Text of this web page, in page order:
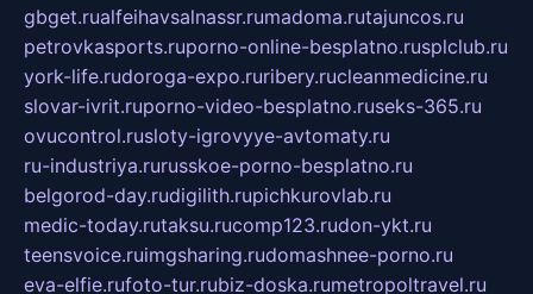
gbget.rualfeihavsalnassr.rumadoma.rutajuncos.ru
petrovkasports.ruporno-online-besplatno.rusplclub.ru
york-life.rudoroga-expo.ruribery.rucleanmedicine.ru
slovar-ivrit.ruporno-video-besplatno.ruseks-365.ru
ovucontrol.rusloty-igrovyye-avtomaty.ru
ru-industriya.rurusskoe-porno-besplatno.ru
belgorod-day.rudigilith.rupichkurovlab.ru
medic-today.rutaksu.rucomp123.rudon-ykt.ru
teensvoice.ruimgsharing.rudomashnee-porno.ru
eva-elfie.rufoto-tur.rubiz-doska.rumetropoltravel.ru